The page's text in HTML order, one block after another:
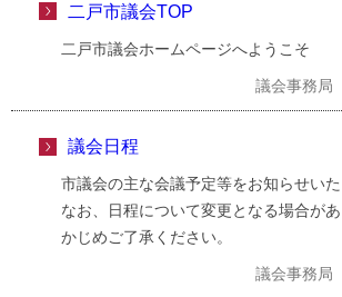
二戸市議会TOP
二戸市議会ホームページへようこそ
議会事務局
議会日程
市議会の主な会議予定等をお知らせいた
なお、日程について変更となる場合が
かじめご了承ください。
議会事務局